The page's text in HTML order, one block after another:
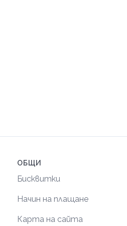
ОБЩИ
Бисквитки
Начин на плащане
Карта на сайта